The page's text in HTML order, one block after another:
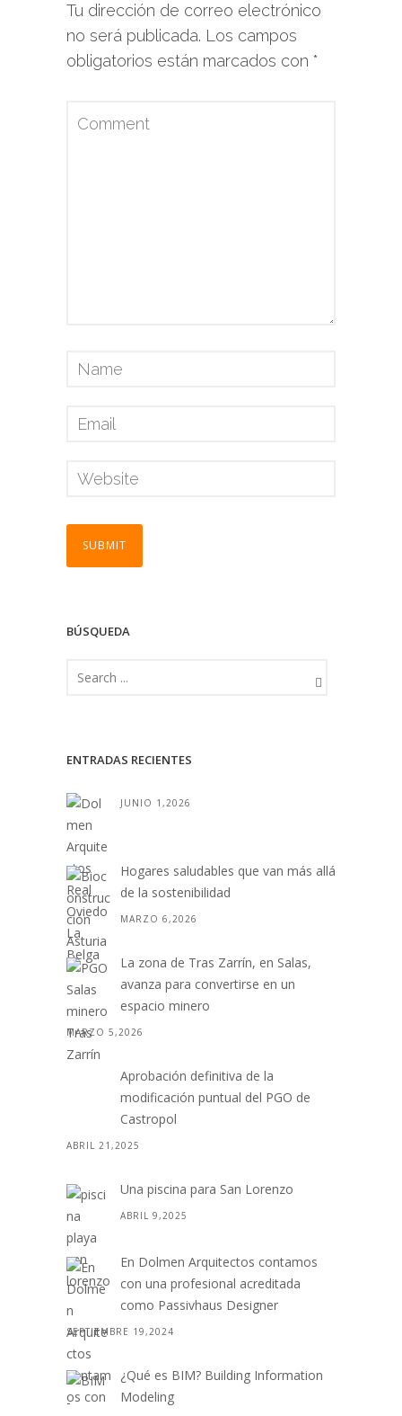
Tu dirección de correo electrónico
no será publicada. Los campos
obligatorios están marcados con *
BÚSQUEDA
ENTRADAS RECIENTES
JUNIO 1,2026
Hogares saludables que van más allá
de la sostenibilidad
MARZO 6,2026
La zona de Tras Zarrín, en Salas,
avanza para convertirse en un
espacio minero
MARZO 5,2026
Aprobación definitiva de la
modificación puntual del PGO de
Castropol
ABRIL 21,2025
Una piscina para San Lorenzo
ABRIL 9,2025
En Dolmen Arquitectos contamos
con una profesional acreditada
como Passivhaus Designer
SEPTIEMBRE 19,2024
¿Qué es BIM? Building Information
Modeling